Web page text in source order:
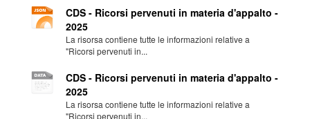
CDS - Ricorsi pervenuti in materia d'appalto -
2025
La risorsa contiene tutte le informazioni relative a
"Ricorsi pervenuti in...
CDS - Ricorsi pervenuti in materia d'appalto -
2025
La risorsa contiene tutte le informazioni relative a
"Ricorsi pervenuti in...